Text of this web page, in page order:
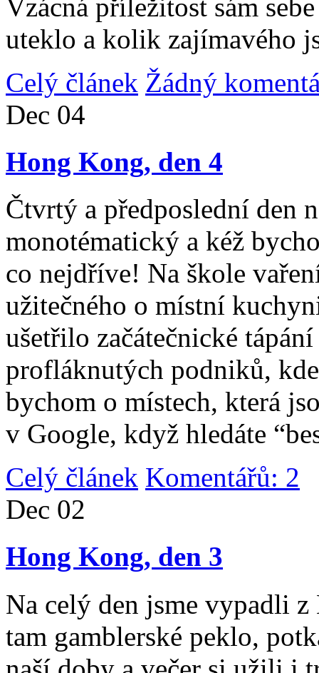
Vzácná příležitost sám
uteklo a kolik zajímavého
Celý článek Žádný
Dec 04
Hong Kong, den 4
Čtvrtý a předposlední den
monotématický a kéž
co nejdříve! Na škole
užitečného o místní
ušetřilo začátečnické
profláknutých podniků,
bychom o místech, která
v Google, když hledáte
Celý článek Komentářů: 2
Dec 02
Hong Kong, den 3
Na celý den jsme vypadli
tam gamblerské peklo,